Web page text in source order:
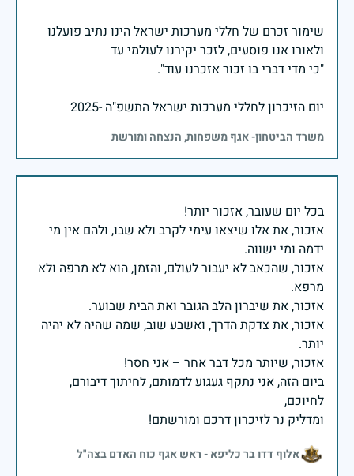
שימור זכרם של חללי מערכות ישראל הינו נתיב פועלנו
יום הזיכרון לחללי מערכות ישראל התשפ"ה -2025
משרד הביטחון- אגף משפחות, הנצחה ומורשת
אזכור, את אלו שיצאו עימי לקרב ולא שבו, ולהם אין מי
אזכור, שהכאב לא יעבור לעולם, והזמן, הוא לא מרפה ולא
אזכור, את צדקת הדרך, ואשבע שוב, שמה שהיה לא יהיה
ביום הזה, אני נתקף געגוע לדמותם, לחיתוך דיבורם,
ומדליק נר לזיכרון דרכם ומורשתם!
אלוף דדו בר כליפא - ראש אגף כוח האדם בצה"ל